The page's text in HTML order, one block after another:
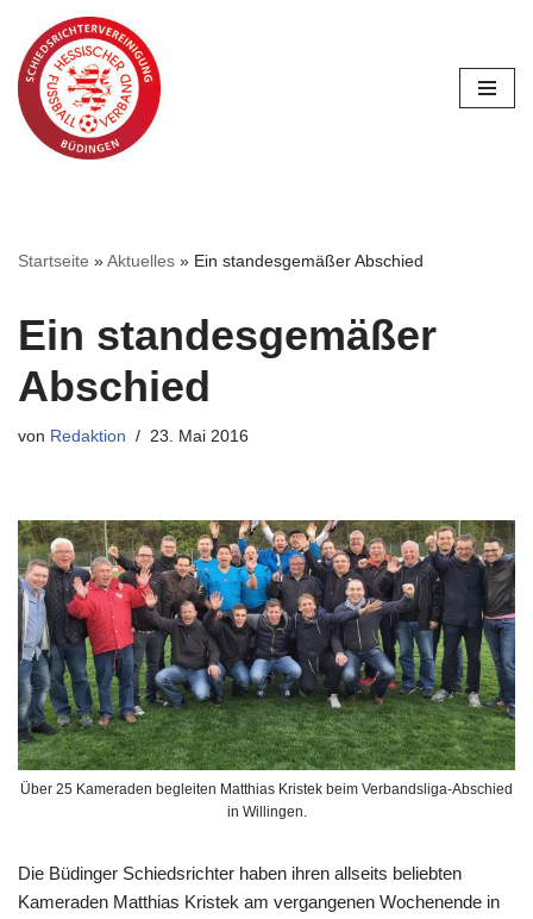
Zum
Inhalt
springen
Startseite »Aktuelles » Ein standesgemäßer Abschied
Ein standesgemäßer
Abschied
von Redaktion 23. Mai 2016
Über 25 Kameraden begleiten Matthias Kristek beim Verbandsliga-Abschied
in Willingen.
Die Büdinger Schiedsrichter haben ihren allseits beliebten
Kameraden Matthias Kristek am vergangenen Wochenende in